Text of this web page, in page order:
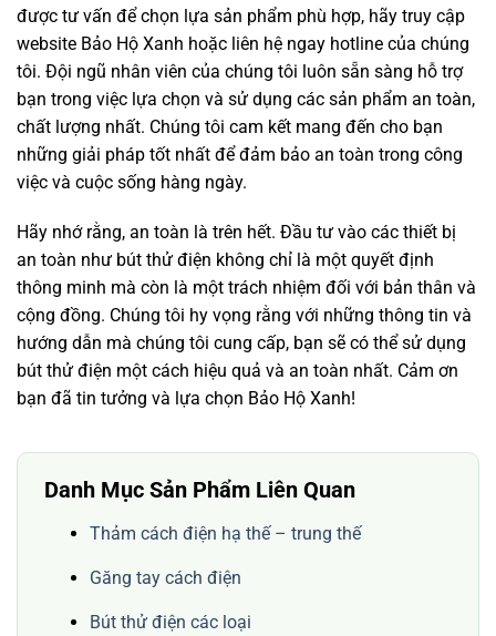
được tư vấn để chọn lựa sản phẩm phù hợp, hãy truy cập
website Bảo Hộ Xanh hoặc liên hệ ngay hotline của chúng
tôi. Đội ngũ nhân viên của chúng tôi luôn sẵn sàng hỗ trợ
bạn trong việc lựa chọn và sử dụng các sản phẩm an toàn,
chất lượng nhất. Chúng tôi cam kết mang đến cho bạn
những giải pháp tốt nhất để đảm bảo an toàn trong công
việc và cuộc sống hàng ngày.
Hãy nhớ rằng, an toàn là trên hết. Đầu tư vào các thiết bị
an toàn như bút thử điện không chỉ là một quyết định
thông minh mà còn là một trách nhiệm đối với bản thân và
cộng đồng. Chúng tôi hy vọng rằng với những thông tin và
hướng dẫn mà chúng tôi cung cấp, bạn sẽ có thể sử dụng
bút thử điện một cách hiệu quả và an toàn nhất. Cảm ơn
bạn đã tin tưởng và lựa chọn Bảo Hộ Xanh!
Danh Mục Sản Phẩm Liên Quan
Thảm cách điện hạ thế – trung thế
Găng tay cách điện
Bút thử điện các loại